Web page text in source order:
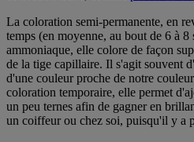
La coloration semi-permanente, en
temps (en moyenne, au bout de 6 à 8
ammoniaque, elle colore de façon
de la tige capillaire. Il s'agit souvent
d'une couleur proche de notre
coloration temporaire, elle permet
un peu ternes afin de gagner en
un coiffeur ou chez soi, puisqu'il y a